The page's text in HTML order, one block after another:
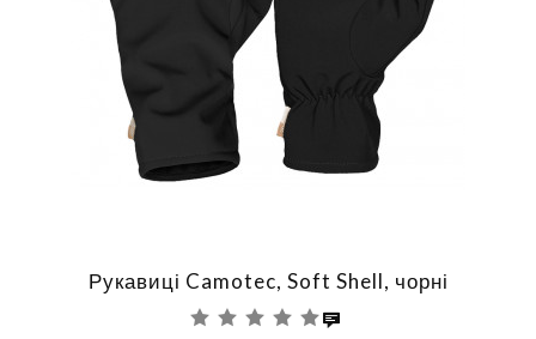
Рукавиці Camotec, Soft Shell, чорні